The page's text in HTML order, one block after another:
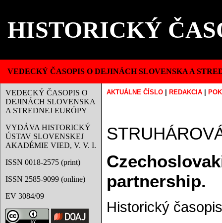
HISTORICKÝ
VEDECKÝ ČASOPIS O DEJINÁCH SLOVENSKA A
VEDECKÝ ČASOPIS O
DEJINÁCH SLOVENSKA
A STREDNEJ EURÓPY
VYDÁVA HISTORICKÝ
ÚSTAV SLOVENSKEJ
AKADÉMIE VIED, V. V. I.
ISSN 0018-2575 (print)
ISSN 2585-9099 (online)
EV 3084/09
AKTUÁLNE ČÍSLO REDAKCIA
partnership.
Historický